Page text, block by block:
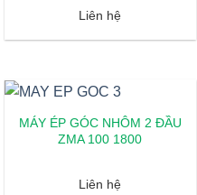
Liên hệ
MÁY ÉP GÓC NHÔM 2 ĐẦU
ZMA 100 1800
Liên hệ